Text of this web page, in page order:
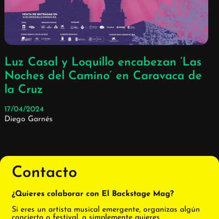
Luz Casal y Loquillo encabezan ‘Las
Noches del Camino’ en Caravaca de
la Cruz
17/04/2024
Diego Garnés
Contacto
¿Quieres colaborar con El Backstage Mag?
Si eres un artista musical emergente, organizas algún